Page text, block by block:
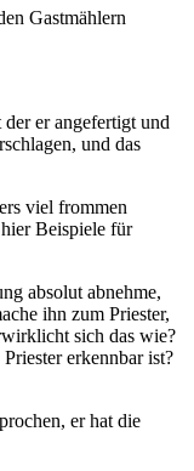
Gastmählern
er angefertigt und
und das
viel frommen
Beispiele für
absolut abnehme,
ihn zum Priester,
sich das wie?
erkennbar ist?
er hat die